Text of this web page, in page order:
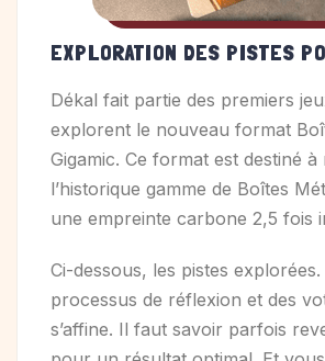
EXPLORATION DES PISTES
Dékal fait partie des premiers
explorent le nouveau format
Gigamic. Ce format est destiné
l’historique gamme de Boîtes
une empreinte carbone 2,5 fois
Ci-dessous, les pistes
processus de réflexion et des
s’affine. Il faut savoir parfois